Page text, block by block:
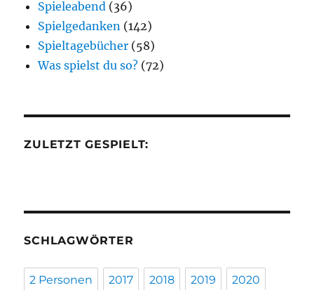
Spieleabend (36)
Spielgedanken (142)
Spieltagebücher (58)
Was spielst du so? (72)
ZULETZT GESPIELT:
SCHLAGWÖRTER
2 Personen 2017 2018 2019 2020